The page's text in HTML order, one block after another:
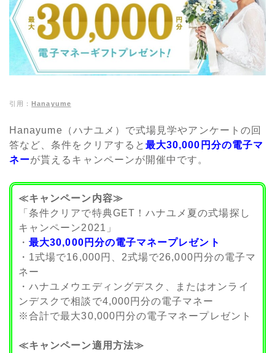
引用：Hanayume
Hanayume（ハナユメ）で式場見学やアンケートの回
答など、条件をクリアすると 最大30,000円分の電子マ
ネーが貰えるキャンペーンが開催中です。
≪キャンペーン内容≫
「条件クリアで特典GET！ハナユメ夏の式場探し
キャンペーン2021」
・最大30,000円分の電子マネープレゼント
・1式場で16,000円、2式場で26,000円分の電子マ
ネー
・ハナユメウエディングデスク、またはオンライ
ンデスクで相談で4,000円分の電子マネー
※合計で最大30,000円分の電子マネープレゼント
≪キャンペーン適用方法≫